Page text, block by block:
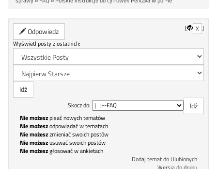
Odpowiedz [ X ]
Wyświetl posty z ostatnich:
Skocz do:
Nie możeszpisać nowych tematów
Nie możeszodpowiadać w tematach
Nie możeszzmieniać swoich postów
Nie możeszusuwać swoich postów
Nie możeszgłosować w ankietach
Dodaj temat do Ulubionych